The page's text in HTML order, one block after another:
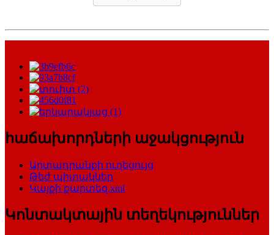
հաճախորդների աջակցություն
Արտադրանքի ուղեցույց
Թեժ պիտակներ
Կայքի քարտեզ.xml
Կոնտակտային տեղեկություններ